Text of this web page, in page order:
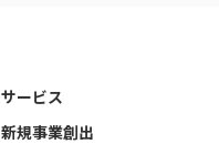
サービス
新規事業創出